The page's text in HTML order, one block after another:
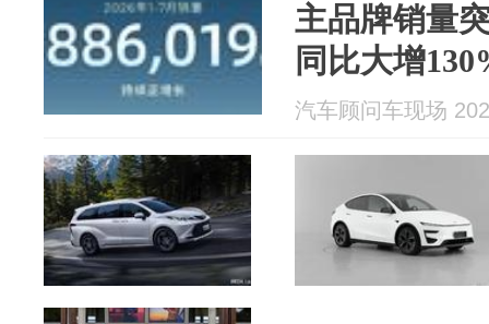
主品牌销量
同比大增
汽车顾问车现场